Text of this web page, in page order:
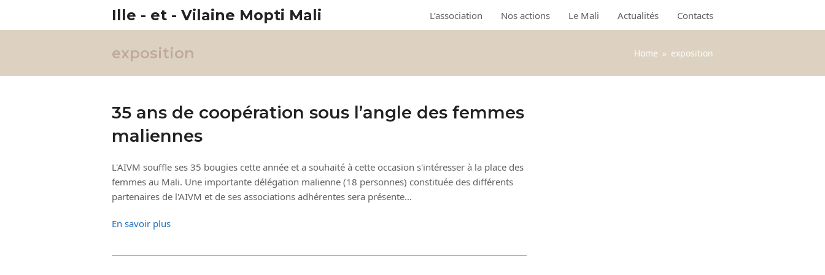
Ille - et - Vilaine Mopti Mali L’association Nos actions Le Mali Actualités Contacts
exposition Home » exposition
35 ans de coopération sous l’angle des femmes
maliennes
L'AIVM souffle ses 35 bougies cette année et a souhaité à cette occasion s'intéresser à la place des
femmes au Mali. Une importante délégation malienne (18 personnes) constituée des différents
partenaires de l'AIVM et de ses associations adhérentes sera présente…
En savoir plus